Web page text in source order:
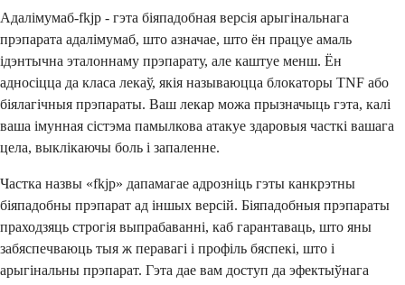
Адалімумаб-fkjp - гэта біяпадобная версія арыгінальнага
прэпарата адалімумаб, што азначае, што ён працуе амаль
ідэнтычна эталоннаму прэпарату, але каштуе менш. Ён
адносіцца да класа лекаў, якія называюцца блокаторы TNF або
біялагічныя прэпараты. Ваш лекар можа прызначыць гэта, калі
ваша імунная сістэма памылкова атакуе здаровыя часткі вашага
цела, выклікаючы боль і запаленне.
Частка назвы «fkjp» дапамагае адрозніць гэты канкрэтны
біяпадобны прэпарат ад іншых версій. Біяпадобныя прэпараты
праходзяць строгія выпрабаванні, каб гарантаваць, што яны
забяспечваюць тыя ж перавагі і профіль бяспекі, што і
арыгінальны прэпарат. Гэта дае вам доступ да эфектыўнага